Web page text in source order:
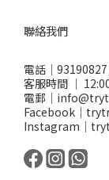
聯絡我們
電話｜
客服時間 ｜
電郵｜
Facebook｜
Instagram｜